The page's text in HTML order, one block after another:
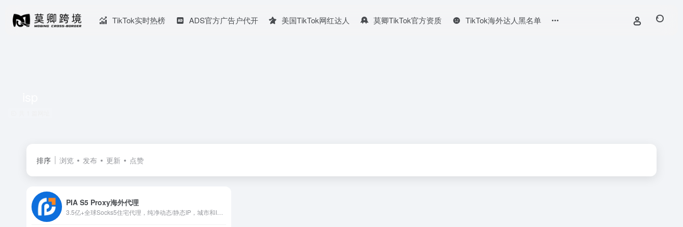
TikTok实时热榜 ADS官方广告户代开 美国TikTok网红达人 莫卿TikTok官方资质 TikTok海外达人黑名单
排序 浏览 发布 更新 点赞
PIA S5 Proxy海外代理